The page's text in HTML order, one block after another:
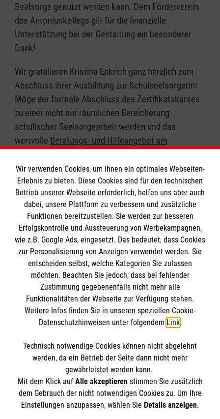
Seelsorge genutzt werden kann. Dem Förderverein
des Antoniuskollegs gilt für die finanzielle
Unterstützung bei der Gestaltung ein besonderer
Dank!
Wir gratulieren Kristina Enkrich ganz herzlich zum
Abschluss ihrer Ausbildung zur Schulseelsorgerin!
Möge der formale Abschluss des Zertifikatskurses
zu einer nicht nur räumlichen Bereicherung
schulischer Seelsorgearbeit werden und das
wertvolle Beratungs- und Hilfeangebot am
Das Antoniuskolleg
Downloads
Anmeldung
Unsere Schule
Informationen
Datenschutz
Compliance
AKblog
Malteser
Malteser Werke
Institutionelles Schutzkonzept
Kontakt
Wir verwenden Cookies, um Ihnen ein optimales Webseiten-
Erlebnis zu bieten. Diese Cookies sind für den technischen
Betrieb unserer Webseite erforderlich, helfen uns aber auch
dabei, unsere Plattform zu verbessern und zusätzliche
Funktionen bereitzustellen. Sie werden zur besseren
Erfolgskontrolle und Aussteuerung von Werbekampagnen,
wie z.B. Google Ads, eingesetzt. Das bedeutet, dass Cookies
zur Personalisierung von Anzeigen verwendet werden. Sie
entscheiden selbst, welche Kategorien Sie zulassen
möchten. Beachten Sie jedoch, dass bei fehlender
Zustimmung gegebenenfalls nicht mehr alle
Funktionalitäten der Webseite zur Verfügung stehen.
Weitere Infos finden Sie in unseren speziellen Cookie-
Datenschutzhinweisen unter folgendem Link.
Technisch notwendige Cookies können nicht abgelehnt
werden, da ein Betrieb der Seite dann nicht mehr
gewährleistet werden kann.
Mit dem Klick auf Alle akzeptierenstimmen Sie zusätzlich
dem Gebrauch der nicht notwendigen Cookies zu. Um Ihre
Einstellungen anzupassen, wählen Sie Details anzeigen.